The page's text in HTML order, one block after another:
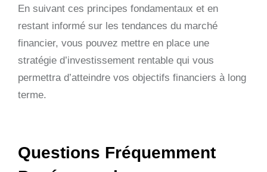
En suivant ces principes fondamentaux et en
restant informé sur les tendances du marché
financier, vous pouvez mettre en place une
stratégie d’investissement rentable qui vous
permettra d’atteindre vos objectifs financiers à long
terme.
Questions Fréquemment